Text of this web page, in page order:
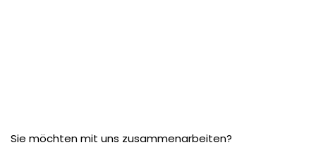
Sie möchten mit uns zusammenarbeiten?